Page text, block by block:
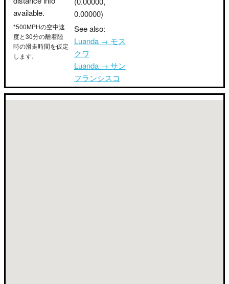
available.
*500MPHの空中速
度と30分の離着陸
時の滑走時間を仮定
します.
0.00000)
See also:
Luanda → モス
クワ
Luanda → サン
フランシスコ